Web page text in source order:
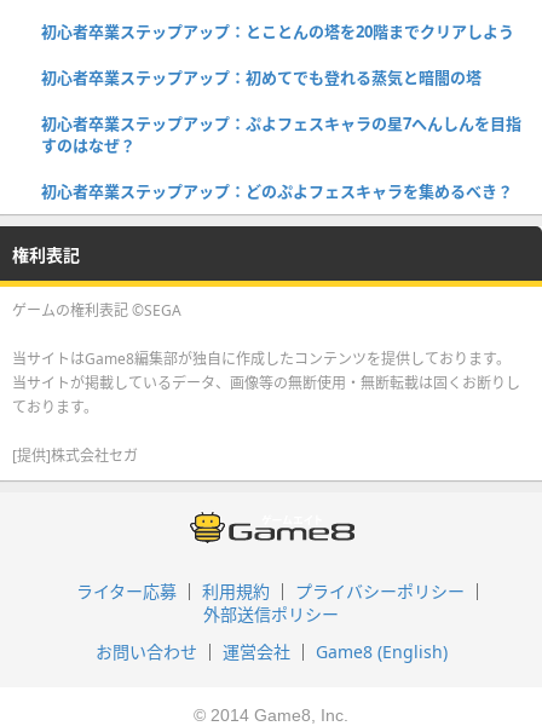
初心者卒業ステップアップ：とことんの塔を20階までクリアしよう
初心者卒業ステップアップ：初めてでも登れる蒸気と暗闇の塔
初心者卒業ステップアップ：ぷよフェスキャラの星7へんしんを目指
すのはなぜ？
初心者卒業ステップアップ：どのぷよフェスキャラを集めるべき？
権利表記
ゲームの権利表記 ©SEGA
当サイトはGame8編集部が独自に作成したコンテンツを提供しております。
当サイトが掲載しているデータ、画像等の無断使用・無断転載は固くお断りし
ております。
[提供]株式会社セガ
ライター応募 利用規約
プライバシーポリシー
外部送信ポリシー
お問い合わせ
運営会社 Game8 (English)
© 2014 Game8, Inc.